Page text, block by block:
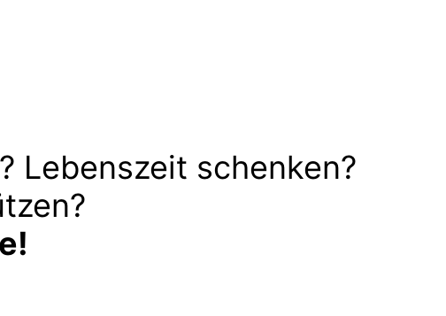
Lebenszeit schenken?